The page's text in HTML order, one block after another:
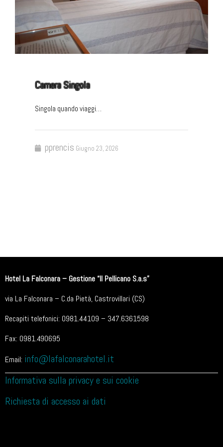
Camera Singola
Singola quando viaggi…
pprencis Giugno 23, 2026
Hotel La Falconara – Gestione “Il Pellicano S.a.s”
via La Falconara – C.da Pietà, Castrovillari (CS)
Recapiti telefonici: 0981.44109 – 347.6361598
Fax: 0981.490695
Email: info@lafalconarahotel.it
Informativa sulla privacy e sui cookie
Richiesta di accesso ai dati